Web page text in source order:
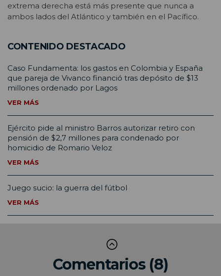
extrema derecha está más presente que nunca a
ambos lados del Atlántico y también en el Pacífico.
CONTENIDO DESTACADO
Caso Fundamenta: los gastos en Colombia y España
que pareja de Vivanco financió tras depósito de $13
millones ordenado por Lagos
VER MÁS
Ejército pide al ministro Barros autorizar retiro con
pensión de $2,7 millones para condenado por
homicidio de Romario Veloz
VER MÁS
Juego sucio: la guerra del fútbol
VER MÁS
Comentarios (8)